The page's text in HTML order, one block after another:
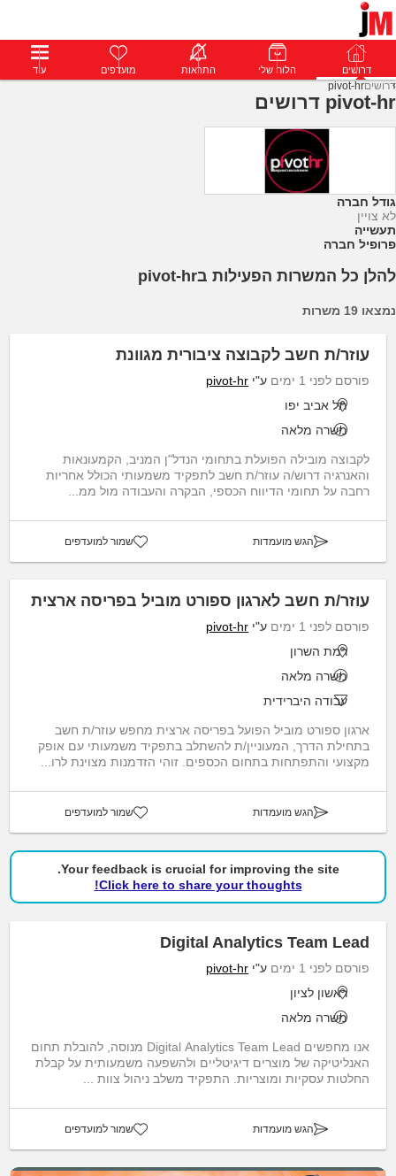
דרושים פרופילים הודעות פרימיום דרושים הלוח שלי התראות מועדפים עוד
דרושיםpivot-hr
pivot-hr דרושים
גודל חברה
לא צויין
תעשייה
פרופיל חברה
להלן כל המשרות הפעילות בpivot-hr
נמצאו 19 משרות
עוזר/ת חשב לקבוצה ציבורית מגוונת
פורסם לפני 1 ימים ע"י pivot-hr
תל אביב יפו
משרה מלאה
לקבוצה מובילה הפועלת בתחומי הנדל"ן המניב, הקמעונאות
והאנרגיה דרוש/ה עוזר/ת חשב לתפקיד משמעותי הכולל אחריות
רחבה על תחומי הדיווח הכספי, הבקרה והעבודה מול ממ...
הגש מועמדות שמור למועדפים
עוזר/ת חשב לארגון ספורט מוביל בפריסה ארצית
פורסם לפני 1 ימים ע"י pivot-hr
רמת השרון
משרה מלאה
עבודה היברידית
ארגון ספורט מוביל הפועל בפריסה ארצית מחפש עוזר/ת חשב
בתחילת הדרך, המעוניין/ת להשתלב בתפקיד משמעותי עם אופק
מקצועי והתפתחות בתחום הכספים. זוהי הזדמנות מצוינת לרו...
הגש מועמדות שמור למועדפים
Your feedback is crucial for improving the site.
Click here to share your thoughts!
Digital Analytics Team Lead
פורסם לפני 1 ימים ע"י pivot-hr
ראשון לציון
משרה מלאה
אנו מחפשים Digital Analytics Team Lead מנוסה, להובלת תחום
האנליטיקה של מוצרים דיגיטליים ולהשפעה משמעותית על קבלת
החלטות עסקיות ומוצריות. התפקיד משלב ניהול צוות ...
הגש מועמדות שמור למועדפים